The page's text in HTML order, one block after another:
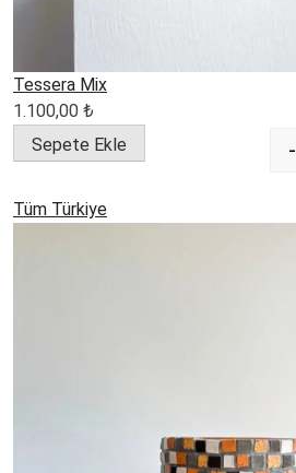
Tessera Mix
1.100,00 ₺
-
Sepete Ekle
Tüm Türkiye